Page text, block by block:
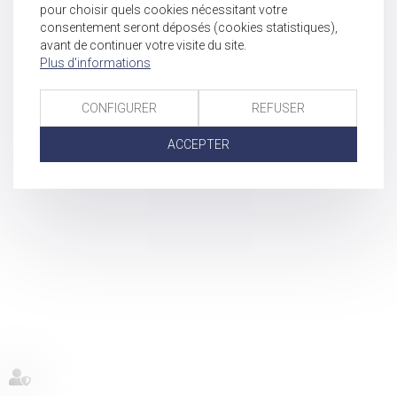
pour choisir quels cookies nécessitant votre
consentement seront déposés (cookies statistiques),
avant de continuer votre visite du site.
Plus d'informations
CONFIGURER REFUSER
ACCEPTER